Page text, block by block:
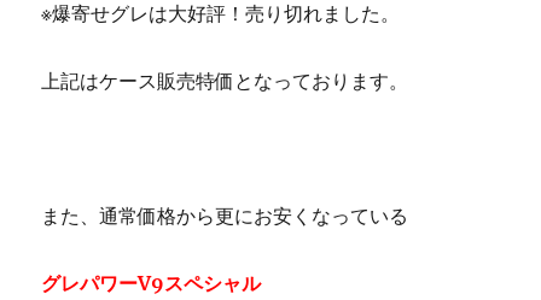
※爆寄せグレは大好評！売り切れました。
上記はケース販売特価となっております。
また、通常価格から更にお安くなっている
グレパワーV9スペシャル